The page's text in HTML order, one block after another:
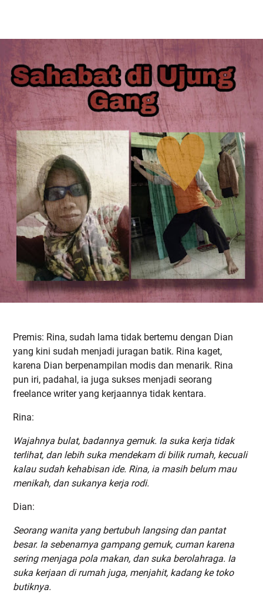
Premis: Rina, sudah lama tidak bertemu dengan Dian
yang kini sudah menjadi juragan batik. Rina kaget,
karena Dian berpenampilan modis dan menarik. Rina
pun iri, padahal, ia juga sukses menjadi seorang
freelance writer yang kerjaannya tidak kentara.
Rina:
Wajahnya bulat, badannya gemuk. Ia suka kerja tidak
terlihat, dan lebih suka mendekam di bilik rumah, kecuali
kalau sudah kehabisan ide. Rina, ia masih belum mau
menikah, dan sukanya kerja rodi.
Dian:
Seorang wanita yang bertubuh langsing dan pantat
besar. Ia sebenarnya gampang gemuk, cuman karena
sering menjaga pola makan, dan suka berolahraga. Ia
suka kerjaan di rumah juga, menjahit, kadang ke toko
butiknya.